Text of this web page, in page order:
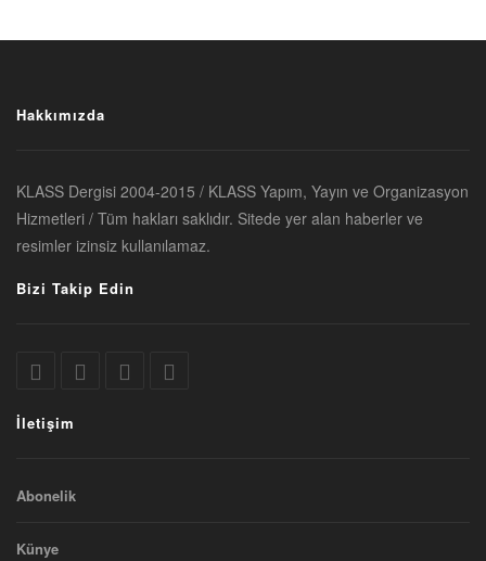
Hakkımızda
KLASS Dergisi 2004-2015 / KLASS Yapım, Yayın ve Organizasyon
Hizmetleri / Tüm hakları saklıdır. Sitede yer alan haberler ve
resimler izinsiz kullanılamaz.
Bizi Takip Edin
İletişim
Abonelik
Künye